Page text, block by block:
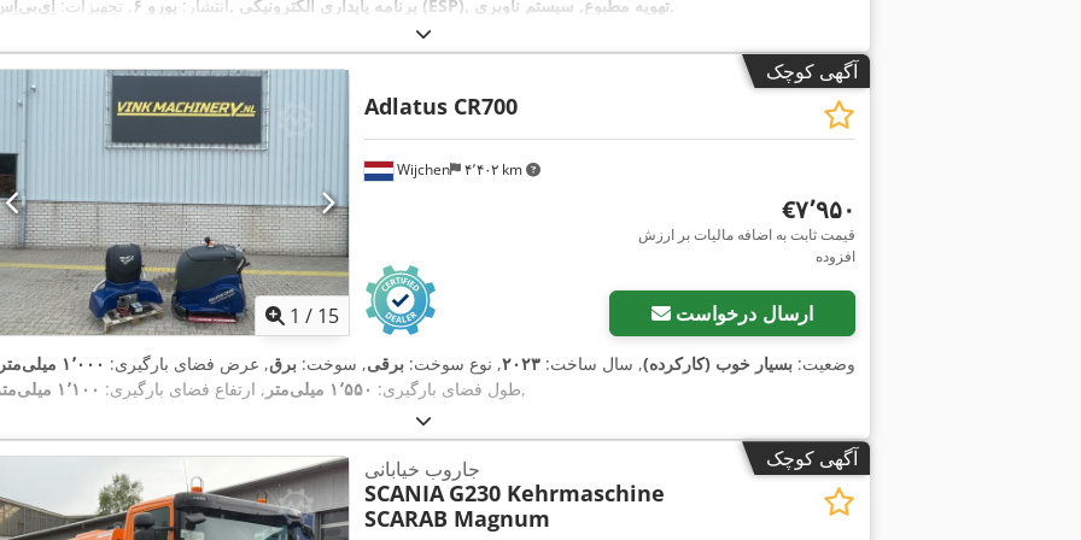
انتشار: یورو ۶ , تجهیزات: اِی‌بی‌اِس‎, برنامه پایداری الکترونیکی (ESP), تهویه مطبوع, سیستم ناوبری,
آگهی کوچک
1 / 15
Wijchen ۴٬۴۰۲ km
Adlatus CR700
‎€۷٬۹۵۰
قیمت ثابت به اضافه مالیات بر ارزش
افزوده
ارسال درخواست
وضعیت: بسیار خوب (کارکرده), سال ساخت: ۲۰۲۳, نوع سوخت: برقی, سوخت: برق, عرض فضای بارگیری: ۱٬۰۰۰ میلی‌متر
طول فضای بارگیری: ۱٬۵۵۰ میلی‌متر , ارتفاع فضای بارگیری: ۱٬۱۰۰ میلی‌متر ,
آگهی کوچک جاروب خیابانی
SCANIA G230 Kehrmaschine
SCARAB Magnum